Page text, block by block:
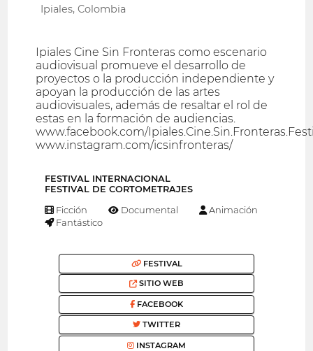
Ipiales, Colombia
Ipiales Cine Sin Fronteras como escenario
audiovisual promueve el desarrollo de
proyectos o la producción independiente y
apoyan la producción de las artes
audiovisuales, además de resaltar el rol de
estas en la formación de audiencias.
www.facebook.com/
www.instagram.com/icsinfronteras/
FESTIVAL INTERNACIONAL
FESTIVAL DE CORTOMETRAJES
Ficción Documental
Animación
Fantástico
FESTIVAL
SITIO WEB
FACEBOOK
TWITTER
INSTAGRAM